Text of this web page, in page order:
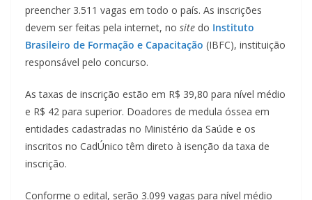
preencher 3.511 vagas em todo o país. As inscrições
devem ser feitas pela internet, no site do Instituto
Brasileiro de Formação e Capacitação (IBFC), instituição
responsável pelo concurso.
As taxas de inscrição estão em R$ 39,80 para nível médio
e R$ 42 para superior. Doadores de medula óssea em
entidades cadastradas no Ministério da Saúde e os
inscritos no CadÚnico têm direto à isenção da taxa de
inscrição.
Conforme o edital, serão 3.099 vagas para nível médio